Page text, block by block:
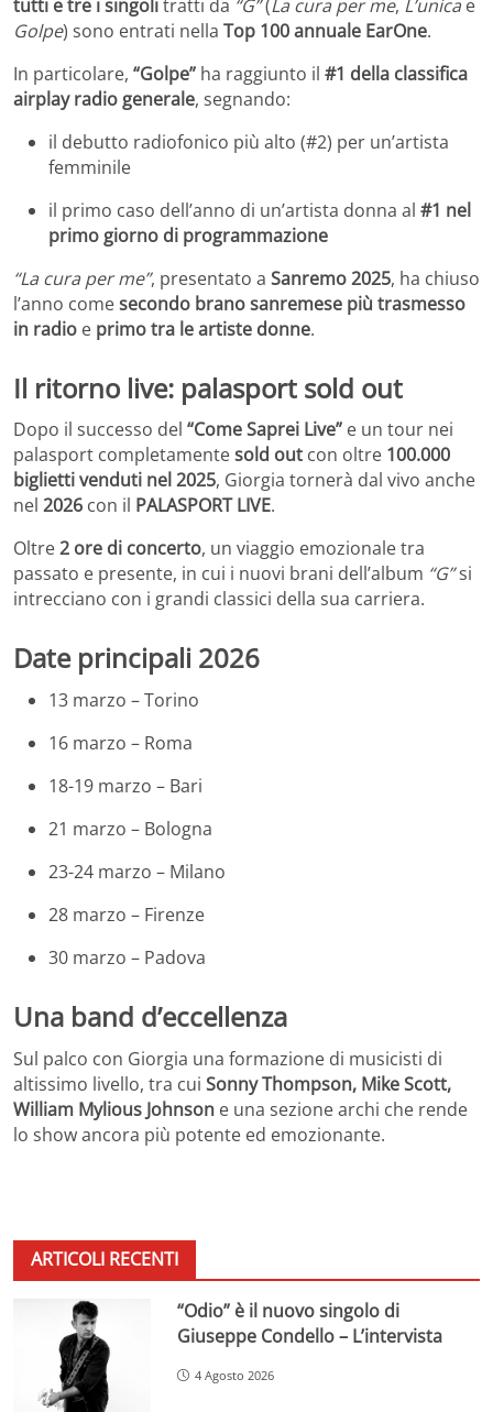
tutti e tre i singolitratti da “G”(La cura per me, L’unica e
Golpe) sono entrati nella Top 100 annuale EarOne.
In particolare, “Golpe” ha raggiunto il #1 della classifica
airplay radio generale, segnando:
il debutto radiofonico più alto (#2) per un’artista
femminile
il primo caso dell’anno di un’artista donna al #1 nel
primo giorno di programmazione
“La cura per me”, presentato a Sanremo 2025, ha chiuso
l’anno comesecondo brano sanremese più trasmesso
in radio e primo tra le artiste donne.
Il ritorno live: palasport sold out
Dopo il successo del “Come Saprei Live” e un tour nei
palasport completamentesold out con oltre 100.000
biglietti venduti nel 2025, Giorgia tornerà dal vivo anche
nel 2026 con il PALASPORT LIVE.
Oltre2 ore di concerto, un viaggio emozionale tra
passato e presente, in cui i nuovi brani dell’album “G”si
intrecciano con i grandi classici della sua carriera.
Date principali 2026
13 marzo – Torino
16 marzo – Roma
18-19 marzo – Bari
21 marzo – Bologna
23-24 marzo – Milano
28 marzo – Firenze
30 marzo – Padova
Una band d’eccellenza
Sul palco con Giorgia una formazione di musicisti di
altissimo livello, tra cui Sonny Thompson, Mike Scott,
William Mylious Johnson e una sezione archi che rende
lo show ancora più potente ed emozionante.
ARTICOLI RECENTI
“Odio” è il nuovo singolo di
Giuseppe Condello – L’intervista
4 Agosto 2026